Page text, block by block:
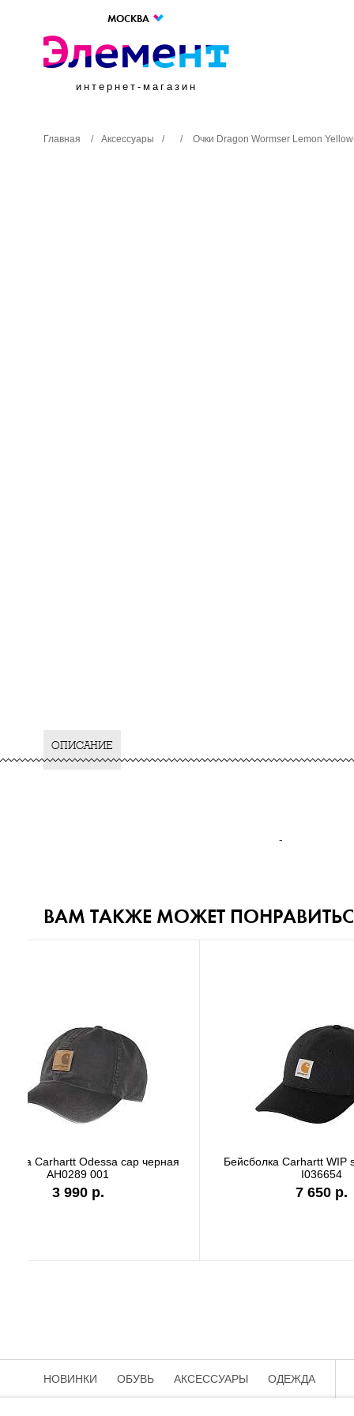
МОСКВА
интернет-магазин
Главная / Аксессуары / / Очки Dragon Wormser Lemon
ОПИСАНИЕ
-
ВАМ ТАКЖЕ МОЖЕТ
Бейсболка Carhartt Odessa cap серая
НОВИНКИ ОБУВЬ АКСЕССУАРЫ ОДЕЖДА